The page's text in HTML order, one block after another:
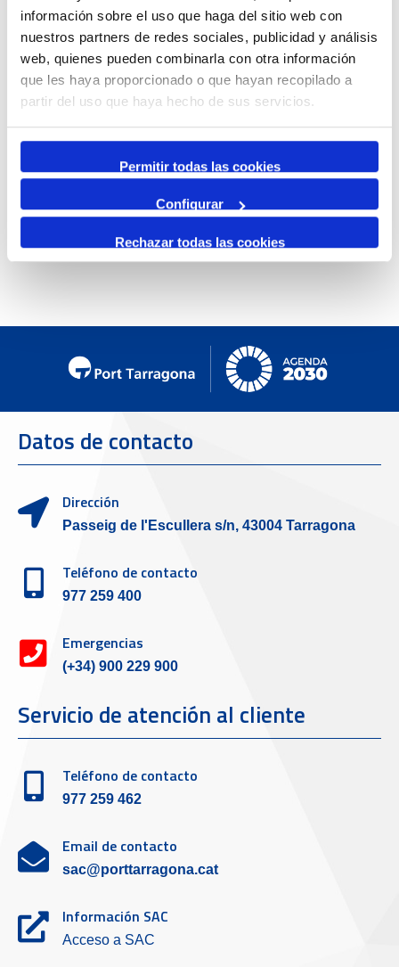
información sobre el uso que haga del sitio web con
nuestros partners de redes sociales, publicidad y análisis
web, quienes pueden combinarla con otra información
que les haya proporcionado o que hayan recopilado a
partir del uso que haya hecho de sus servicios.
Permitir todas las cookies
Configurar
Rechazar todas las cookies
Mensual
Ir al mes específico
Día Anterior
Siguiente Día
Datos de contacto
Dirección
Passeig de l'Escullera s/n, 43004 Tarragona
Teléfono de contacto
977 259 400
Emergencias
(+34) 900 229 900
Servicio de atención al cliente
Teléfono de contacto
977 259 462
Email de contacto
sac@porttarragona.cat
Información SAC
Acceso a SAC